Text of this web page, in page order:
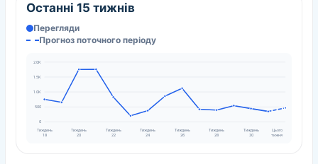
Останні 15 тижнів
Перегляди
Прогноз поточного періоду
2.0K
1.5K
1.0K
500
0
Тиждень
18
Тиждень
20
Тиждень
22
Тиждень
24
Тиждень
26
Тиждень
28
Тиждень
30
Цього
тижня